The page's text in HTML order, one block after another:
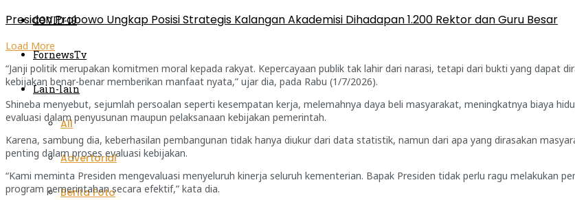
COVID-19
FornewsTv
Lain-lain
All
Advertorial
Berita Foto
Presiden Prabowo Ungkap Posisi Strategis Kalangan Akademisi Dihadapan 1.200 Rektor dan Guru Besar
Load More
“Janji politik merupakan komitmen moral kepada rakyat. Kepercayaan publik tak lahir dari narasi, tetapi dari bukti yang dapat
kebijakan benar-benar memberikan manfaat nyata,” ujar dia, pada Rabu (1/7/2026).
Shineba menyebut, sejumlah persoalan seperti kesempatan kerja, melemahnya daya beli masyarakat, meningkatnya biaya
evaluasi dalam penyusunan maupun pelaksanaan kebijakan pemerintah.
Karena, sambung dia, keberhasilan pembangunan tidak hanya diukur dari data statistik, namun dari apa yang dirasakan
penting dalam proses evaluasi kebijakan.
“Kami meminta Presiden mengevaluasi menyeluruh kinerja seluruh kementerian. Bapak Presiden tidak perlu ragu melakukan
program pemerintahan secara efektif,” kata dia.